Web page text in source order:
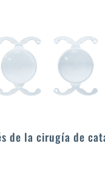
de la cirugía de